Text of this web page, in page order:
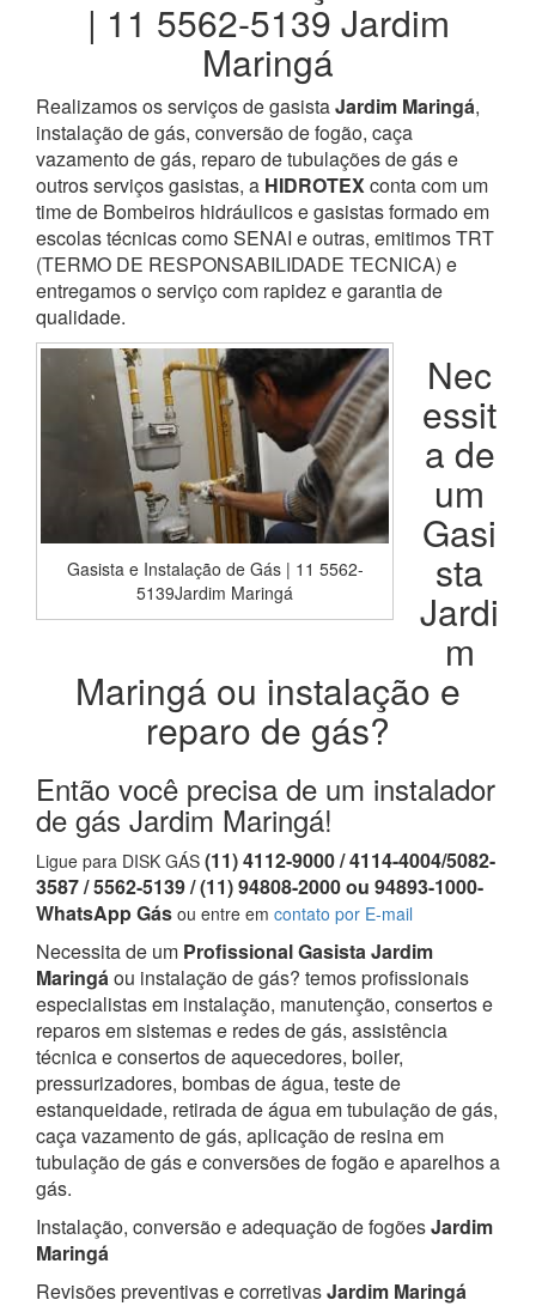
| 11 5562-5139 Jardim
Maringá
Realizamos os serviços de gasistaJardim Maringá,
instalação de gás, conversão de fogão, caça
vazamento de gás, reparo de tubulações de gás e
outros serviços gasistas, a HIDROTEXconta com um
time de Bombeiros hidráulicos e gasistas formado em
escolas técnicas como SENAI e outras, emitimos TRT
(TERMO DE RESPONSABILIDADE TECNICA) e
entregamos o serviço com rapidez e garantia de
qualidade.
Gasista e Instalação de Gás | 11 5562-
5139Jardim Maringá
Nec
essit
a de
um
Gasi
sta
Jardi
m
Maringá ou instalação e
reparo de gás?
Então você precisa de um instalador
de gás Jardim Maringá!
Ligue para DISK GÁS (11) 4112-9000 / 4114-4004/5082-
3587 / 5562-5139 / (11) 94808-2000 ou 94893-1000-
WhatsApp Gás ou entre em contato por E-mail
Necessita de um Profissional Gasista Jardim
Maringáou instalação de gás? temos profissionais
especialistas em instalação, manutenção, consertos e
reparos em sistemas e redes de gás, assistência
técnica e consertos de aquecedores, boiler,
pressurizadores, bombas de água, teste de
estanqueidade, retirada de água em tubulação de gás,
caça vazamento de gás, aplicação de resina em
tubulação de gás e conversões de fogão e aparelhos a
gás.
Instalação, conversão e adequação de fogõesJardim
Maringá
Revisões preventivas e corretivasJardim Maringá